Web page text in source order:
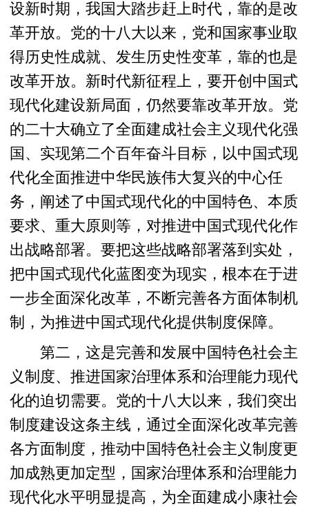
设新时期，我国大踏步赶上时代，靠的是改
革开放。党的十八大以来，党和国家事业取
得历史性成就、发生历史性变革，靠的也是
改革开放。新时代新征程上，要开创中国式
现代化建设新局面，仍然要靠改革开放。党
的二十大确立了全面建成社会主义现代化强
国、实现第二个百年奋斗目标，以中国式现
代化全面推进中华民族伟大复兴的中心任
务，阐述了中国式现代化的中国特色、本质
要求、重大原则等，对推进中国式现代化作
出战略部署。要把这些战略部署落到实处，
把中国式现代化蓝图变为现实，根本在于进
一步全面深化改革，不断完善各方面体制机
制，为推进中国式现代化提供制度保障。
第二，这是完善和发展中国特色社会主
义制度、推进国家治理体系和治理能力现代
化的迫切需要。党的十八大以来，我们突出
制度建设这条主线，通过全面深化改革完善
各方面制度，推动中国特色社会主义制度更
加成熟更加定型，国家治理体系和治理能力
现代化水平明显提高，为全面建成小康社会